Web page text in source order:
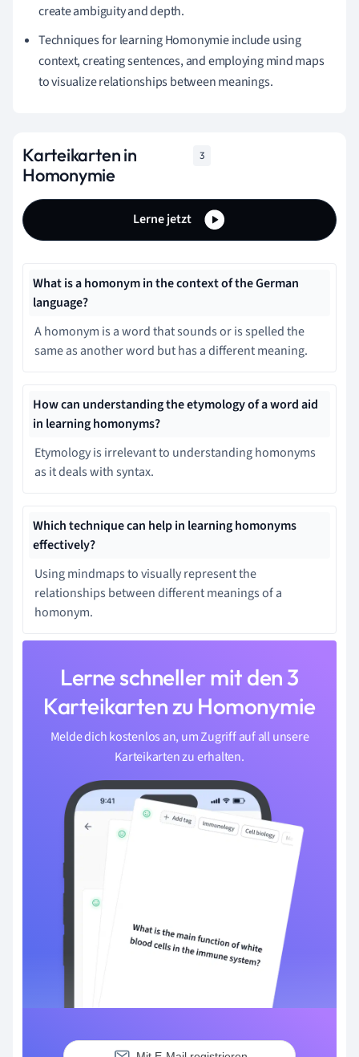
create ambiguity and depth.
Techniques for learning Homonymie include using
context, creating sentences, and employing mind maps
to visualize relationships between meanings.
Karteikarten in
Homonymie
3
Lerne jetzt
What is a homonym in the context of the German
language?
A homonym is a word that sounds or is spelled the
same as another word but has a different meaning.
How can understanding the etymology of a word aid
in learning homonyms?
Etymology is irrelevant to understanding homonyms
as it deals with syntax.
Which technique can help in learning homonyms
effectively?
Using mindmaps to visually represent the
relationships between different meanings of a
homonym.
Lerne schneller mit den 3
Karteikarten zu Homonymie
Melde dich kostenlos an, um Zugriff auf all unsere
Karteikarten zu erhalten.